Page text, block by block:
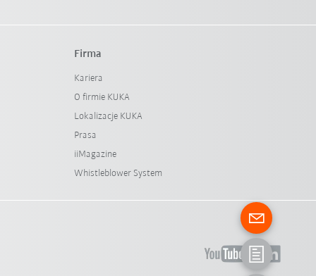
Firma
Kariera
O firmie KUKA
Lokalizacje KUKA
Prasa
iiMagazine
Whistleblower System